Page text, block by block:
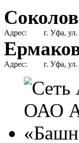
Адрес: г. Уфа, ул.
Адрес: г. Уфа, ул.